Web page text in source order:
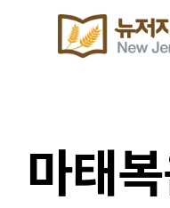
마태